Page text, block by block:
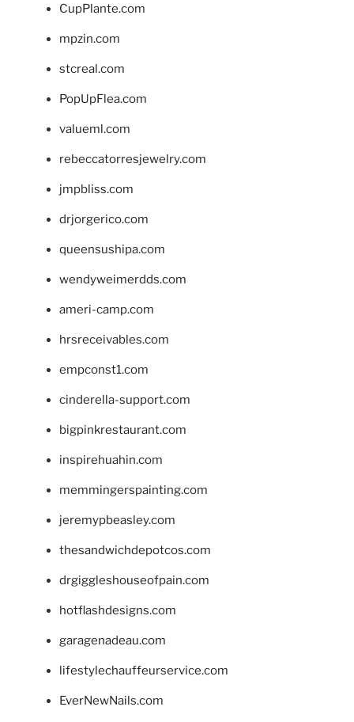
CupPlante.com
mpzin.com
stcreal.com
PopUpFlea.com
valueml.com
rebeccatorresjewelry.com
jmpbliss.com
drjorgerico.com
queensushipa.com
wendyweimerdds.com
ameri-camp.com
hrsreceivables.com
empconst1.com
cinderella-support.com
bigpinkrestaurant.com
inspirehuahin.com
memmingerspainting.com
jeremypbeasley.com
thesandwichdepotcos.com
drgiggleshouseofpain.com
hotflashdesigns.com
garagenadeau.com
lifestylechauffeurservice.com
EverNewNails.com